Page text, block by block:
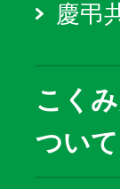
慶弔
こく
ついて